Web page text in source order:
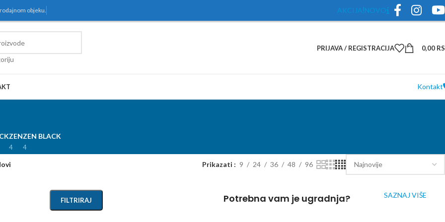
objeku. AKCIJA NOVO
PRIJAVA / REGISTRACIJA 0,00
Kontakt
ZEN
4
ZEN BLACK
4
Prikazati 9 24 36 48 96
FILTRIRAJ Potrebna vam je ugradnja? SAZNAJ VIŠE